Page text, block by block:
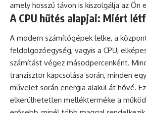
amely hosszú távon is kiszolgálja az Ön
A CPU hűtés alapjai: Miért
A modern számítógépek lelke, a
feldolgozóegység, vagyis a CPU,
számítást végez másodpercenként.
tranzisztor kapcsolása során, minden
művelet során energia alakul át hővé.
elkerülhetetlen mellékterméke a